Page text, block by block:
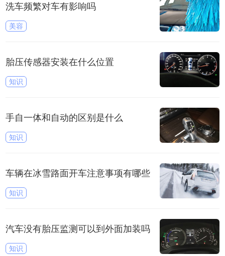
洗车频繁对车有影响吗
美容
胎压传感器安装在什么位置
知识
手自一体和自动的区别是什么
知识
车辆在冰雪路面开车注意事项有哪些
知识
汽车没有胎压监测可以到外面加装吗
知识